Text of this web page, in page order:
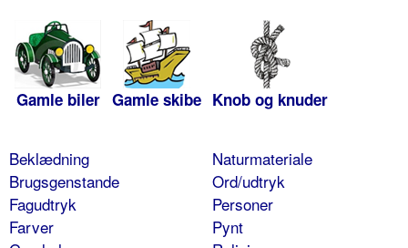
Gamle biler Gamle skibe Knob og knuder
Beklædning
Brugsgenstande
Fagudtryk
Farver
Naturmateriale
Ord/udtryk
Personer
Pynt